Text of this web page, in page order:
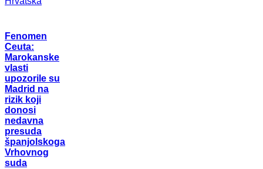
Fenomen
Ceuta:
Marokanske
vlasti
upozorile su
Madrid na
rizik koji
donosi
nedavna
presuda
španjolskoga
Vrhovnog
suda